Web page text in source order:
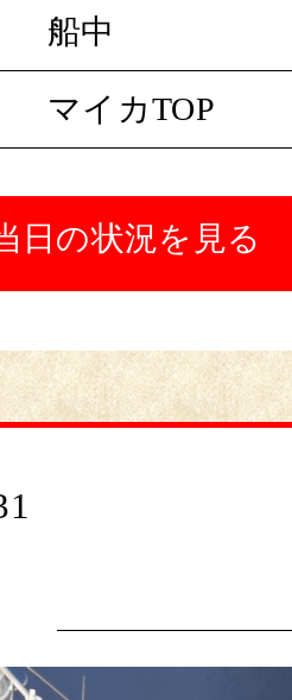
船中
マイカTOP
日の状況を見る